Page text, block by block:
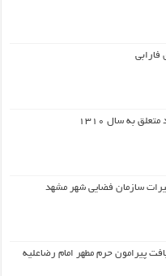
فارابی
به سال ۱۳۱۰
سازمان فضایی شهر مشهد
پيرامون حرم مطهر امام رضاعليه